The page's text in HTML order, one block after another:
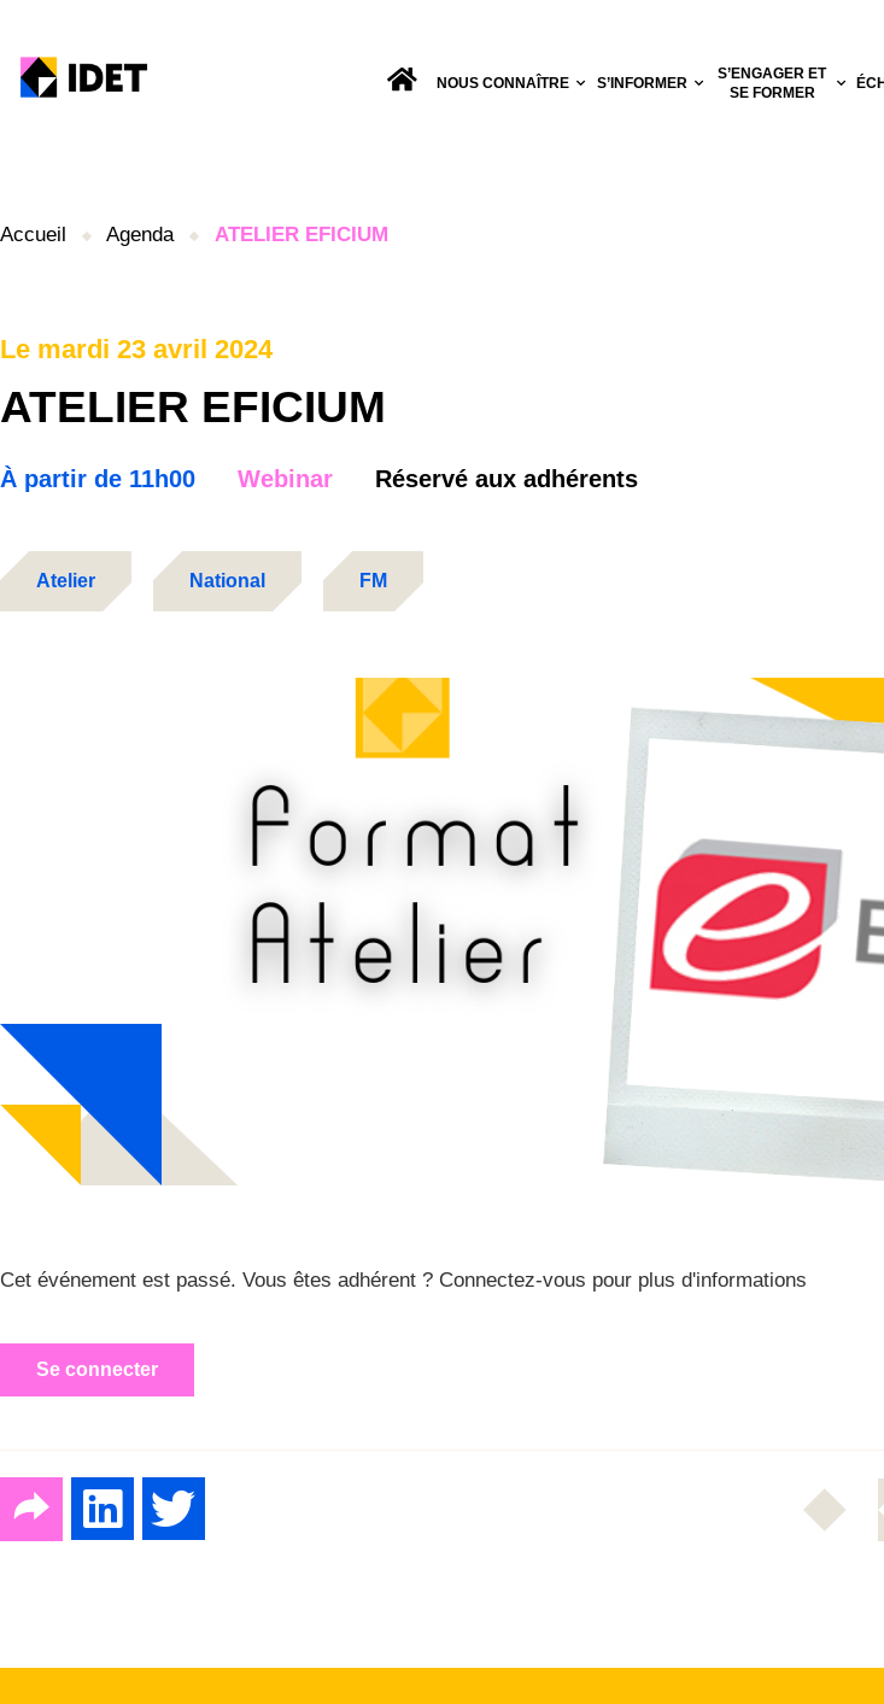
NOUS CONNAÎTRE S’INFORMER
S’ENGAGER ET
SE FORMER
Accueil Agenda ATELIER EFICIUM
Le mardi 23 avril 2024
ATELIER EFICIUM
À partir de 11h00 Webinar Réservé aux adhérents
Atelier National FM
Cet événement est passé. Vous êtes adhérent ? Connectez-vous pour plus d'informations
Se connecter